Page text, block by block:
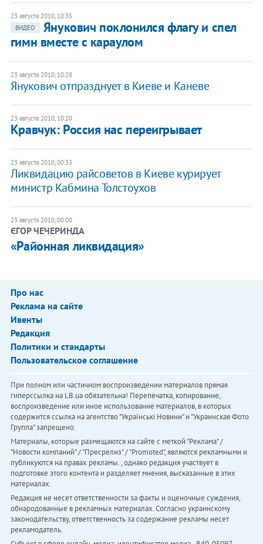
23 августа 2010, 10:35
ВИДЕО
Янукович поклонился флагу и спел
гимн вместе с караулом
23 августа 2010, 10:28
Янукович отпразднует в Киеве и Каневе
23 августа 2010, 10:20
Кравчук: Россия нас переигрывает
23 августа 2010, 00:33
Ликвидацию райсоветов в Киеве курирует
министр Кабмина Толстоухов
23 августа 2010, 00:00
ЄГОР ЧЕЧЕРИНДА
«Районная ликвидация»
Про нас
Реклама на сайте
Ивенты
Редакция
Политики и стандарты
Пользовательское соглашение
При полном или частичном воспроизведении материалов прямая
гиперссылка на LB.ua обязательна! Перепечатка, копирование,
воспроизведение или иное использование материалов, в которых
содержится ссылка на агентство "Українськi Новини" и "Украинская Фото
Группа" запрещено.
Материалы, которые размещаются на сайте с меткой "Реклама" /
"Новости компаний" / "Пресрелиз" / "Promoted", являются рекламными и
публикуются на правах рекламы. , однако редакция участвует в
подготовке этого контента и разделяет мнения, высказанные в этих
материалах.
Редакция не несет ответственности за факты и оценочные суждения,
обнародованные в рекламных материалах. Согласно украинскому
законодательству, ответственность за содержание рекламы несет
рекламодатель.